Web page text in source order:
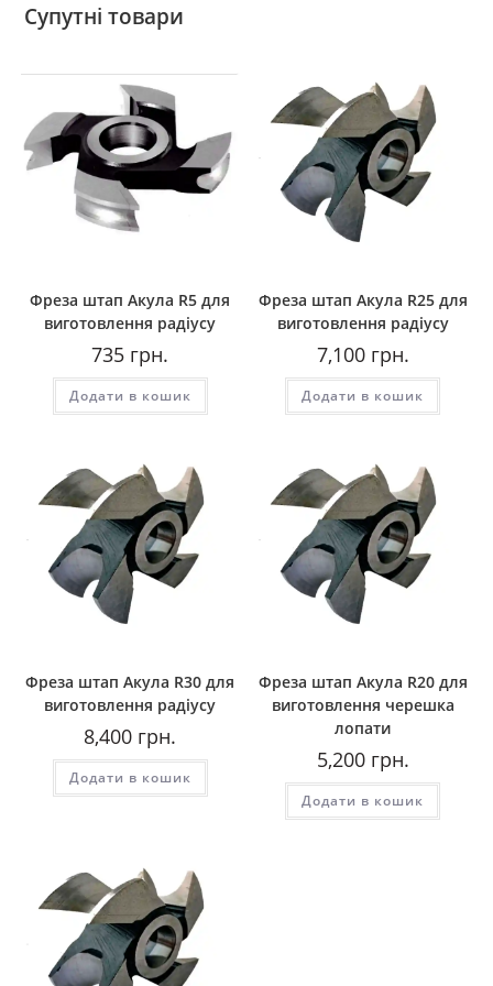
Супутні товари
Фреза штап Акула R5 для
виготовлення радіусу
735 грн.
Додати в кошик
Фреза штап Акула R25 для
виготовлення радіусу
7,100грн.
Додати в кошик
Фреза штап Акула R30 для
виготовлення радіусу
8,400 грн.
Додати в кошик
Фреза штап Акула R20 для
виготовлення черешка
лопати
5,200грн.
Додати в кошик